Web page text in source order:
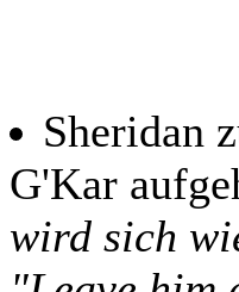
Sheridan
G'Kar
wird sich